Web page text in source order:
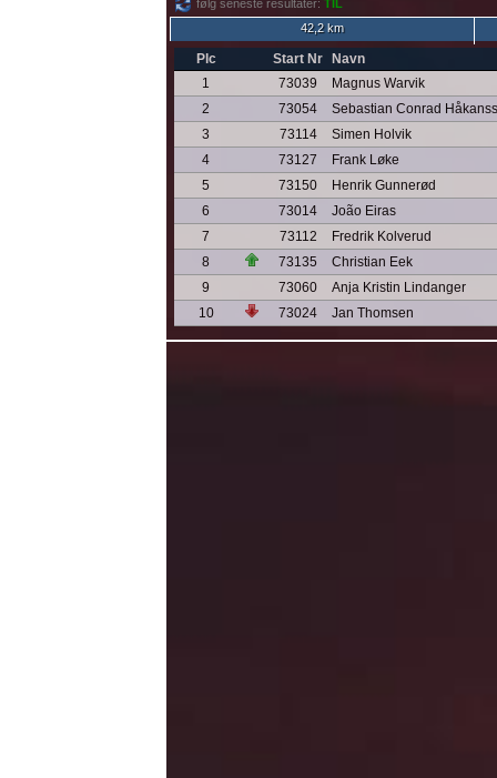
følg seneste resultater: TIL
42,2 km
Plc Start Nr
Navn
1
73039
Magnus Warvik
2
73054
Sebastian Conrad
3
73114
Simen Holvik
4
73127
Frank Løke
5
73150
Henrik Gunnerød
6
73014
João Eiras
7
73112
Fredrik Kolverud
8
73135
Christian Eek
9
73060
Anja Kristin Lindanger
10
73024 Jan Thomsen